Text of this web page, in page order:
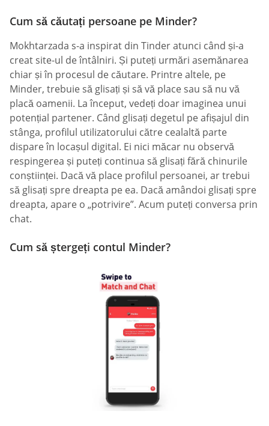
Cum să căutați persoane pe Minder?
Mokhtarzada s-a inspirat din Tinder atunci când și-a
creat site-ul de întâlniri. Și puteți urmări asemănarea
chiar și în procesul de căutare. Printre altele, pe
Minder, trebuie să glisați și să vă place sau să nu vă
placă oamenii. La început, vedeți doar imaginea unui
potențial partener. Când glisați degetul pe afișajul din
stânga, profilul utilizatorului către cealaltă parte
dispare în locașul digital. Ei nici măcar nu observă
respingerea și puteți continua să glisați fără chinurile
conștiinței. Dacă vă place profilul persoanei, ar trebui
să glisați spre dreapta pe ea. Dacă amândoi glisați spre
dreapta, apare o „potrivire”. Acum puteți conversa prin
chat.
Cum să ștergeți contul Minder?